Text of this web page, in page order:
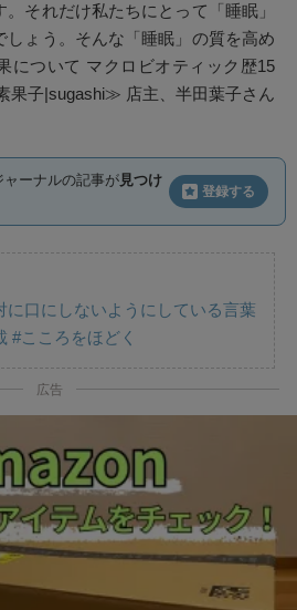
それだけ私たちにとって「睡眠」
しょう。そんな「睡眠」の質を高め
について マクロビオティック歴15
果子|sugashi≫ 店主、半田葉子さん
ーナルの記事が見つけ
登録する
に口にしないようにしている言葉
#こころをほどく
広告